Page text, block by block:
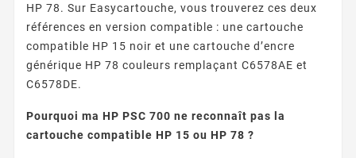
HP 78. Sur Easycartouche, vous trouverez ces deux
références en version compatible : une cartouche
compatible HP 15 noir et une cartouche d’encre
générique HP 78 couleurs remplaçant C6578AE et
C6578DE.
Pourquoi ma HP PSC 700 ne reconnaît pas la
cartouche compatible HP 15 ou HP 78 ?